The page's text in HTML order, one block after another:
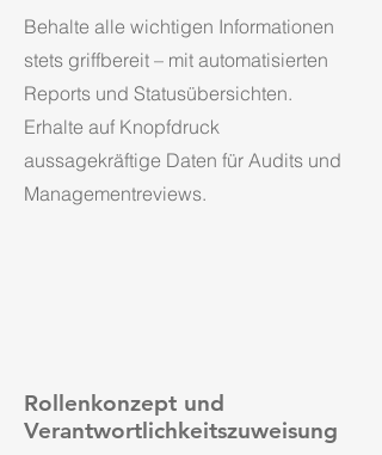
Behalte alle wichtigen Informationen
stets griffbereit – mit automatisierten
Reports und Statusübersichten.
Erhalte auf Knopfdruck
aussagekräftige Daten für Audits und
Managementreviews.
Rollenkonzept und
Verantwortlichkeitszuweisung